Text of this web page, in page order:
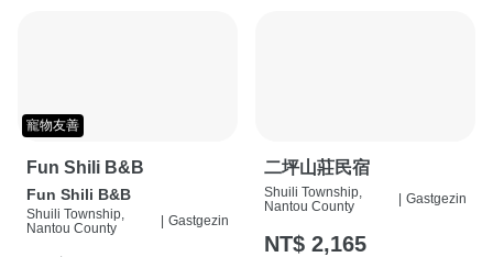
寵物友善
Fun Shili B&B
Fun Shili B&B
Shuili Township,
Nantou County
Gastgezin
二坪山莊民宿
Shuili Township,
Nantou County
Gastgezin
NT$ 2,165